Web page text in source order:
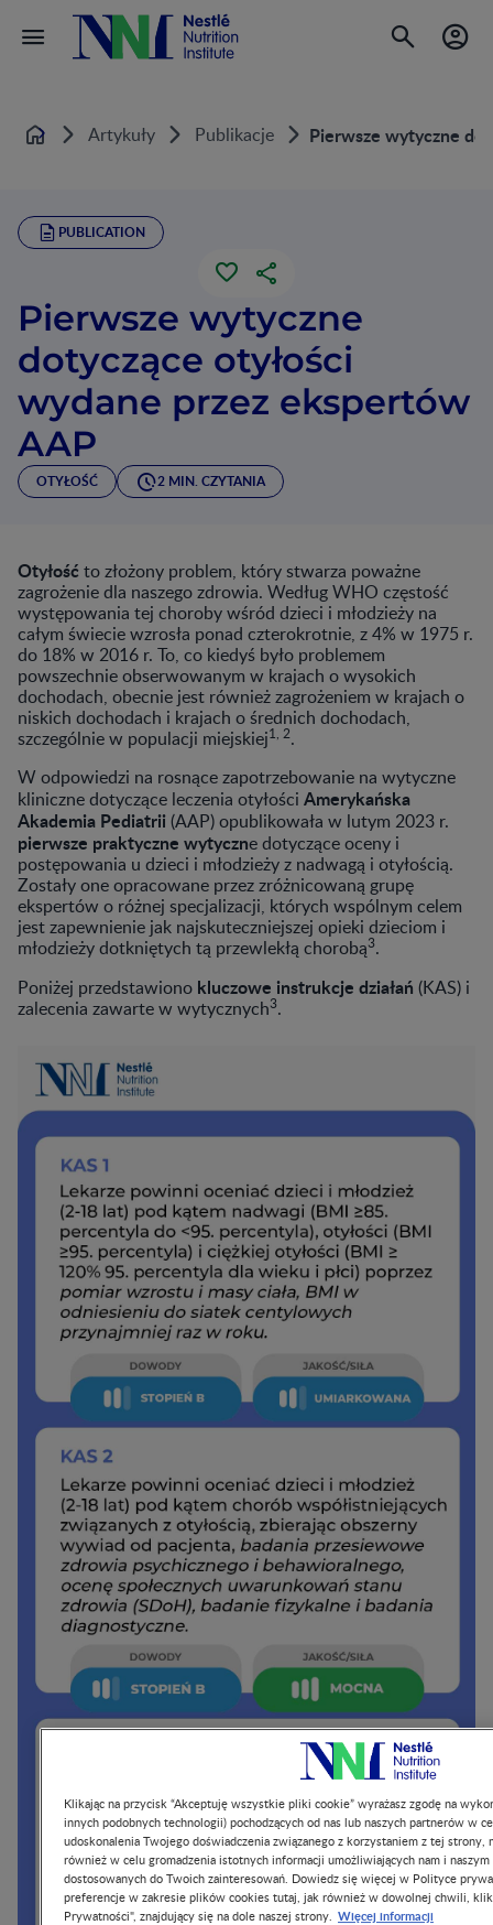
Home Artykuły Publikacje Pierwsze wytyczne
PUBLICATION
Pierwsze wytyczne
dotyczące otyłości
wydane przez ekspertów
AAP
OTYŁOŚĆ 2 MIN. CZYTANIA
Otyłośćto złożony problem, który stwarza poważne
zagrożenie dla naszego zdrowia. Według WHO częstość
występowania tej choroby wśród dzieci i młodzieży na
całym świecie wzrosła ponad czterokrotnie, z 4% w 1975 r.
do 18% w 2016 r. To, co kiedyś było problemem
powszechnie obserwowanym w krajach o wysokich
dochodach, obecnie jest również zagrożeniem w krajach o
niskich dochodach i krajach o średnich dochodach,
szczególnie w populacji miejskiej1, 2.
W odpowiedzi na rosnące zapotrzebowanie na wytyczne
kliniczne dotyczące leczenia otyłości Amerykańska
Akademia Pediatrii(AAP) opublikowała w lutym 2023 r.
pierwsze praktyczne wytyczne dotyczące oceny i
postępowania u dzieci i młodzieży z nadwagą i otyłością.
Zostały one opracowane przez zróżnicowaną grupę
ekspertów o różnej specjalizacji, których wspólnym celem
jest zapewnienie jak najskuteczniejszej opieki dzieciom i
młodzieży dotkniętych tą przewlekłą chorobą3.
Poniżej przedstawiono kluczowe instrukcje działań (KAS) i
zalecenia zawarte w wytycznych3.
Klikając na przycisk “Akceptuję wszystkie pliki cookie” wyrażasz zgodę na
innych podobnych technologii) pochodzących od nas lub naszych partnerów w
udoskonalenia Twojego doświadczenia związanego z korzystaniem z tej
również w celu gromadzenia istotnych informacji umożliwiających nam i
dostosowanych do Twoich zainteresowań. Dowiedz się więcej w Polityce
preferencje w zakresie plików cookies tutaj, jak również w dowolnej chwili,
Prywatności", znajdujący się na dole naszej strony. Więcej informacji